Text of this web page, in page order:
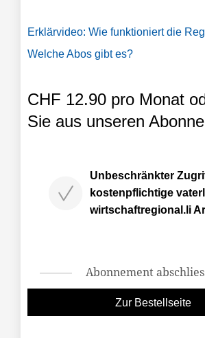
Erklärvideo: Wie funktioniert die
Welche Abos gibt es?
CHF 12.90 pro Monat
Sie aus unseren
Unbeschränkter
kostenpflichtige
wirtschaftregional.li
Abonnement
Zur Bestellseite